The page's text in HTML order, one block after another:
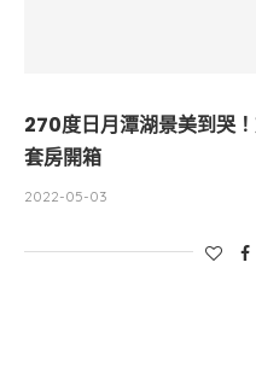
270度日月潭湖景美到哭
套房開箱
2022-05-03